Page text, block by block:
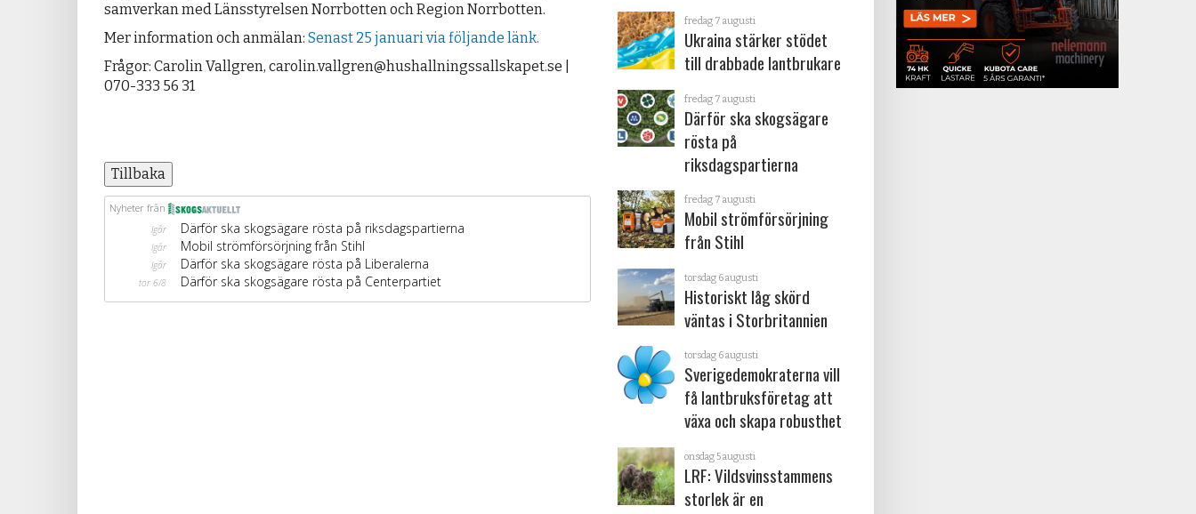
samverkan med Länsstyrelsen Norrbotten och Region Norrbotten.
Mer information och anmälan: Senast 25 januari via följande länk.
Frågor: Carolin Vallgren, carolin.vallgren@hushallningssallskapet.se |
070-333 56 31
Tillbaka
fredag 7 augusti
Ukraina stärker stödet
till drabbade lantbrukare
fredag 7 augusti
Därför ska skogsägare
rösta på
riksdagspartierna
fredag 7 augusti
Mobil strömförsörjning
från Stihl
torsdag 6 augusti
Historiskt låg skörd
väntas i Storbritannien
torsdag 6 augusti
Sverigedemokraterna vill
få lantbruksföretag att
växa och skapa robusthet
onsdag 5 augusti
LRF: Vildsvinsstammens
storlek är en